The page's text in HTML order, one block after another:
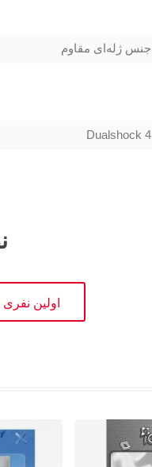
جنس ژله‌ای مقاوم
Dualshock 4
اولین